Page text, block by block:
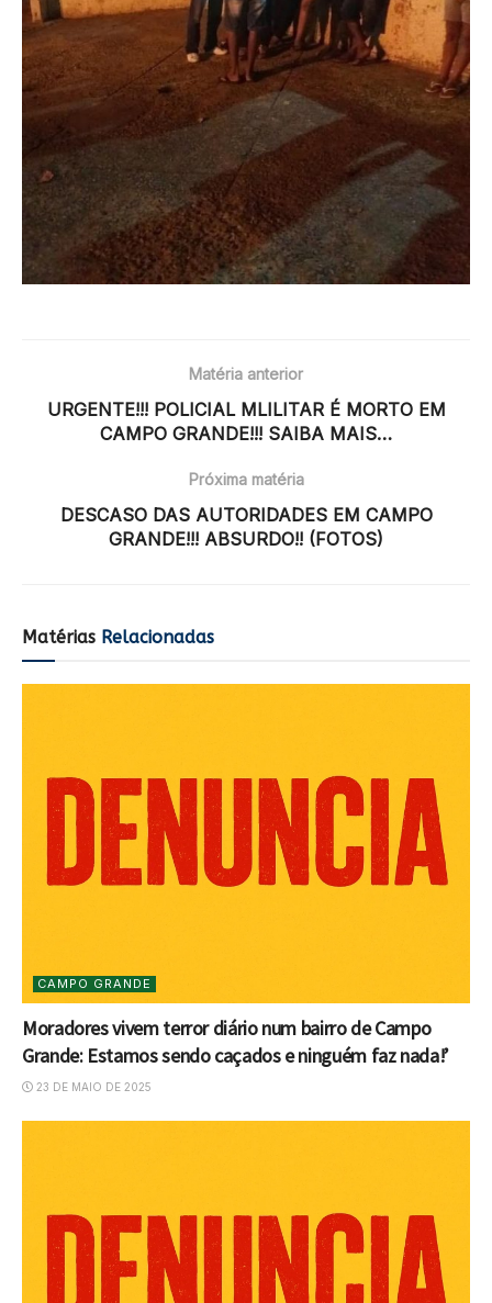
Matéria anterior
URGENTE!!! POLICIAL MLILITAR É MORTO EM
CAMPO GRANDE!!! SAIBA MAIS…
Próxima matéria
DESCASO DAS AUTORIDADES EM CAMPO
GRANDE!!! ABSURDO!! (FOTOS)
Matérias Relacionadas
CAMPO GRANDE
Moradores vivem terror diário num bairro de Campo
Grande: Estamos sendo caçados e ninguém faz nada!’
23 DE MAIO DE 2025